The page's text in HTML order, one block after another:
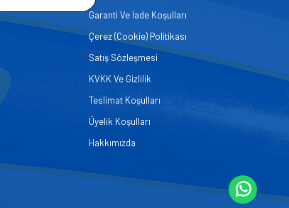
Garanti Ve İade Koşulları
Çerez (Cookie) Politikası
Satış Sözleşmesi
KVKK Ve Gizlilik
Teslimat Koşulları
Üyelik Koşulları
Hakkımızda